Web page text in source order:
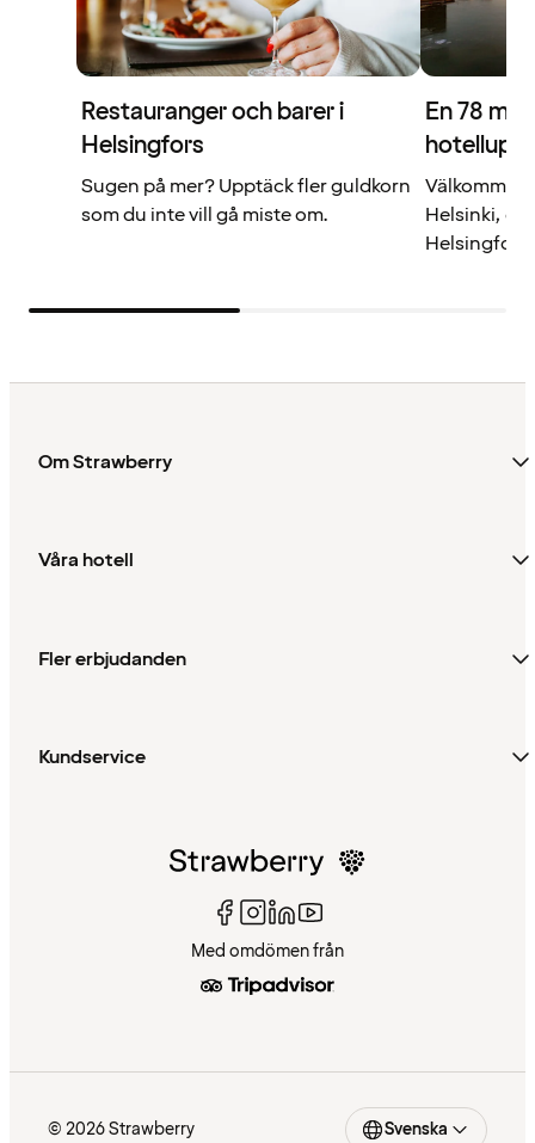
Restauranger och barer i
Helsingfors
Sugen på mer? Upptäck fler guldkorn
som du inte vill gå miste om.
En 78
Helsinki,
Helsingfors.
Om Strawberry
Våra hotell
Fler erbjudanden
Kundservice
Med omdömen från
© 2026 Strawberry Svenska